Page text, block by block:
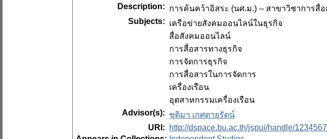
Description: การค้นคว้าอิสระ (นศ.ม.) -- สาขาวิชาการสื่
Subjects: เครือข่ายสังคมออนไลน์ในธุรกิจ
สื่อสังคมออนไลน์
การสื่อสารทางธุรกิจ
การจัดการธุรกิจ
การสื่อสารในการจัดการ
เครื่องเรือน
อุตสาหกรรมเครื่องเรือน
Advisor(s): ชุติมา เกศดายุรัตน์
URI:
http://dspace.bu.ac.th/jspui/handle/